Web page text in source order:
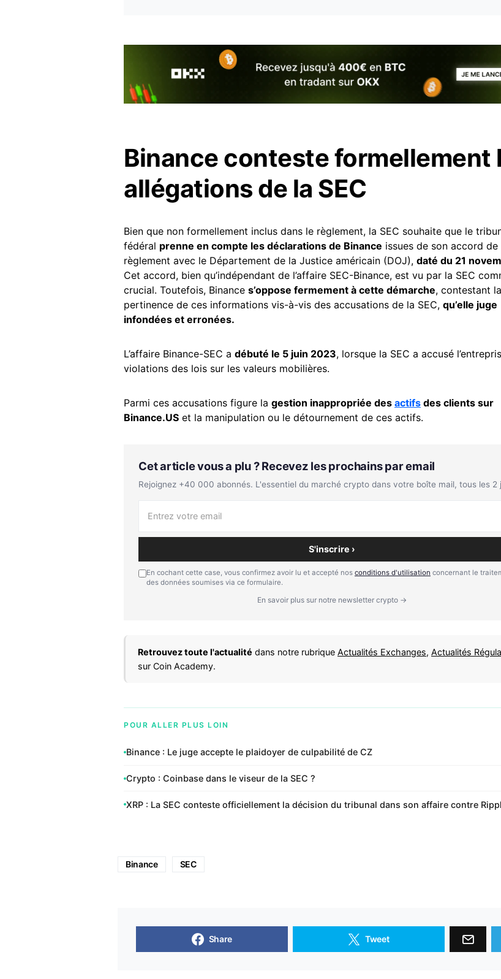
Binance conteste formellement
allégations de la SEC
Bien que non formellement inclus dans le règlement, la SEC souhaite que le
fédéral prenne en compte les déclarations de Binance issues de son accord de
règlement avec le Département de la Justice américain (DOJ), daté du 21
Cet accord, bien qu’indépendant de l’affaire SEC-Binance, est vu par la SEC
crucial. Toutefois, Binance s’oppose fermement à cette démarche, contestant la
pertinence de ces informations vis-à-vis des accusations de la SEC, qu’elle juge
infondées et erronées.
L’affaire Binance-SEC a débuté le 5 juin 2023, lorsque la SEC a accusé
violations des lois sur les valeurs mobilières.
Parmi ces accusations figure la gestion inappropriée des actifs des clients sur
Binance.US et la manipulation ou le détournement de ces actifs.
Cet article vous a plu ? Recevez les prochains par email
Rejoignez +40 000 abonnés. L'essentiel du marché crypto dans votre boîte mail, tous les 2
S'inscrire ›
En cochant cette case, vous confirmez avoir lu et accepté nos conditions d'utilisation concernant le
des données soumises via ce formulaire.
En savoir plus sur notre newsletter crypto →
Retrouvez toute l'actualité dans notre rubrique Actualités Exchanges, Actualités
sur Coin Academy.
POUR ALLER PLUS LOIN
Binance : Le juge accepte le plaidoyer de culpabilité de CZ
Crypto : Coinbase dans le viseur de la SEC ?
XRP : La SEC conteste officiellement la décision du tribunal dans son affaire contre
Binance SEC
Share Tweet